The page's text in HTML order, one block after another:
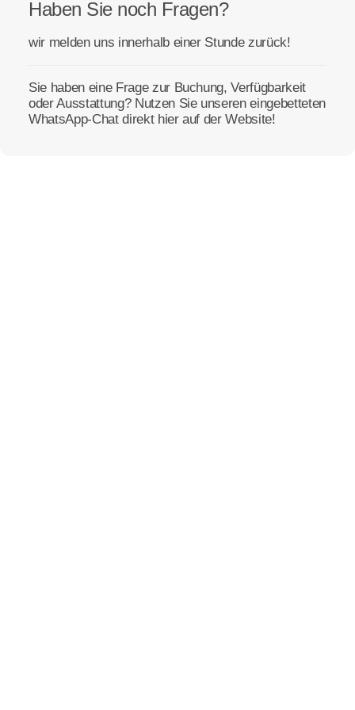
Haben Sie noch Fragen?
wir melden uns innerhalb einer Stunde zurück!
Sie haben eine Frage zur Buchung, Verfügbarkeit
oder Ausstattung? Nutzen Sie unseren eingebetteten
WhatsApp-Chat direkt hier auf der Website!